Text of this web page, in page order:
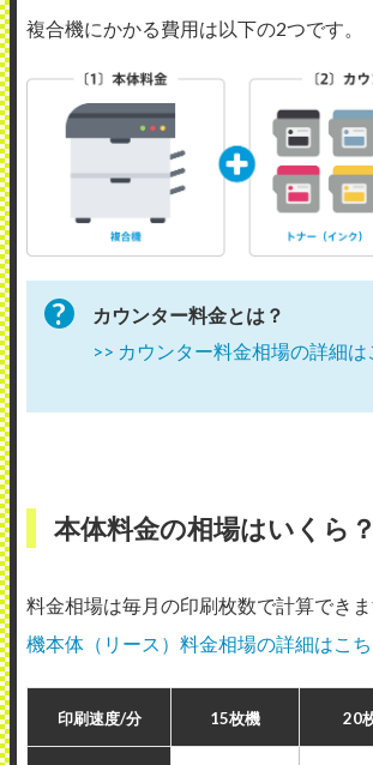
複合機にかかる費用は以下の2つです。
カウンター料金とは？
>> カウンター料金相場の詳細は
本体料金の相場はいくら？
料金相場は毎月の印刷枚数で計算でき
機本体（リース）料金相場の詳細はこ
印刷速度/分 15枚機 20